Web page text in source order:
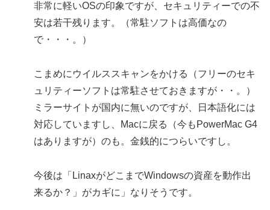
非常に軽いOSの印象ですが、セキュリティーでの不
安は若干残ります。（常駐ソフトは高価なの
で・・・。）
こまめにウイルススキャンをかける（フリーのセキ
ュリティーソフトは常駐させておきますが・・。）
ミラーサイトが国内に無いのですが、日本語化には
対応していますし、Macに戻る（今もPowerMac G4
はありますが）のも。金銭的につらいですし。
今後は「LinaxがどこまでWindowsの資産を動作出
来るか？」がカギに」なりそうです。